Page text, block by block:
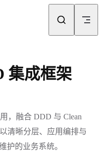
集成框架
，融合 DDD 与 Clean
清晰分层、应用编排与
护的业务系统。